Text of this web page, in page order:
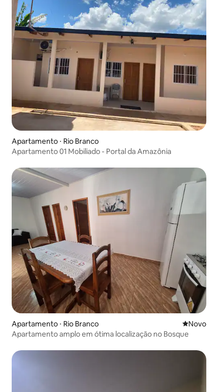
Apartamento ⋅ Rio Branco
Apartamento 01 Mobiliado - Portal da Amazônia
Apartamento ⋅ Rio Branco Novo
Novo
Apartamento amplo em ótima localização no Bosque